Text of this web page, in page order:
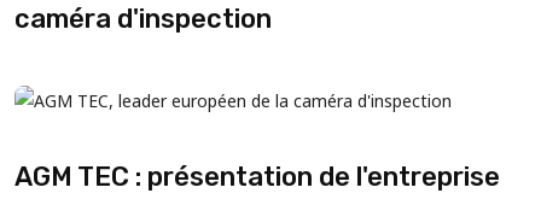
caméra d'inspection
AGM TEC : présentation de l'entreprise